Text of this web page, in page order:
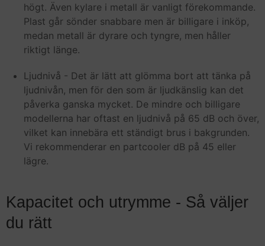
högt. Även kylare i metall är vanligt förekommande.
Plast går sönder snabbare men är billigare i inköp,
medan metall är dyrare och tyngre, men håller
riktigt länge.
Ljudnivå - Det är lätt att glömma bort att tänka på
ljudnivån, men för den som är ljudkänslig kan det
påverka ganska mycket. De mindre och billigare
modellerna har oftast en ljudnivå på 65 dB och över,
vilket kan innebära ett ständigt brus i bakgrunden.
Vi rekommenderar en partcooler dB på 45 eller
lägre.
Kapacitet och utrymme - Så väljer
du rätt